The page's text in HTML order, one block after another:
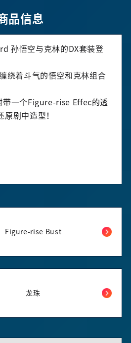
品信息
孙悟空与克林的DX套装登
绕着斗气的悟空和克林组合
带一个Figure-rise Effec的透
原剧中造型！
Figure-rise Bust
龙珠